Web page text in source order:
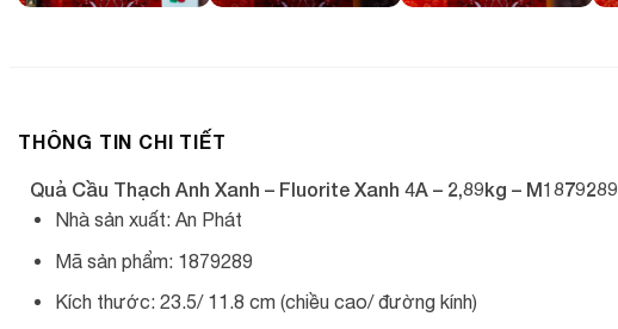
THÔNG TIN CHI TIẾT
Quả Cầu Thạch Anh Xanh – Fluorite Xanh 4A – 2,89kg – M1879289
Nhà sản xuất: An Phát
Mã sản phẩm: 1879289
Kích thước: 23.5/ 11.8 cm (chiều cao/ đường kính)